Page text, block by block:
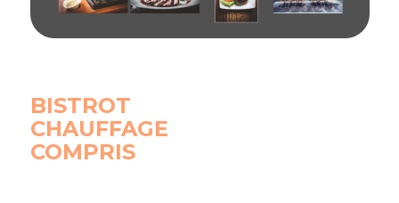
BISTROT
CHAUFFAGE
COMPRIS